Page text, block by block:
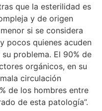
que la esterilidad es
y de origen
si se considera
pocos quienes acuden
problema. El 90% de
orgánicos, en su
circulación
de los hombres entre
de esta patología”.